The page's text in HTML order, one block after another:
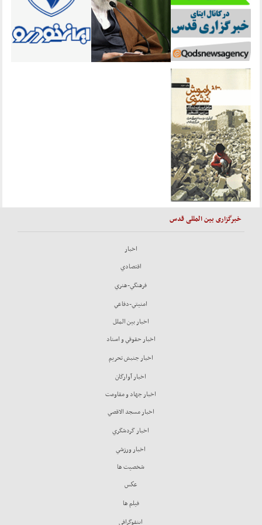
خبرگزاری بین المللی قدس
اخبار
اقتصادي
فرهنگي-هنري
امنيتي-دفاعي
اخبار بين الملل
اخبار حقوقي و اسناد
اخبار جنبش تحريم
اخبار آوارگان
اخبار جهاد و مقاومت
اخبار مسجد الاقصي
اخبار گردشگري
اخبار ورزشي
شخصيت ها
عكس
فيلم ها
اينفوگرافي